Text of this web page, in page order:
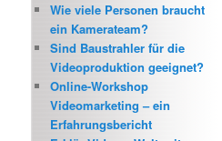
Wie viele Personen braucht
ein Kamerateam?
Sind Baustrahler für die
Videoproduktion geeignet?
Online-Workshop
Videomarketing – ein
Erfahrungsbericht